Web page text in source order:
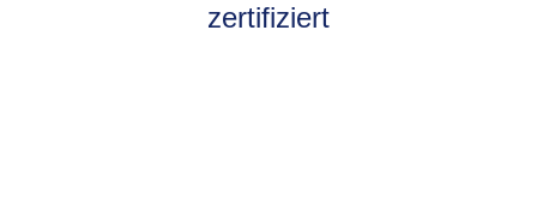
zertifiziert